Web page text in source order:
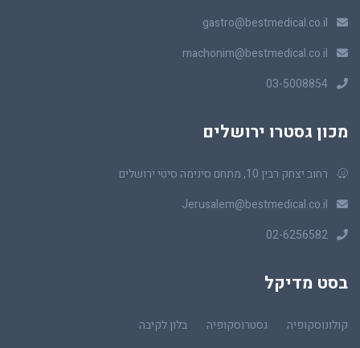
gastro@bestmedical.co.il
machonim@bestmedical.co.il
03-5008854
מכון גסטרו ירושלים
רחוב יצחק רבין 10, מתחם סינימה סיטי ירושלים
Jerusalem@bestmedical.co.il
02-6256582
בסט מדיקל
קולונוסקופיה גסטרוסקופיה
בלון לקיבה